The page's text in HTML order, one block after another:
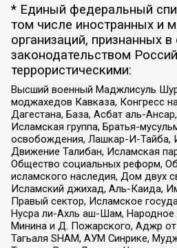
* Единый федеральный
том числе иностранных и
организаций, признанных в
законодательством
террористическими:
Высший военный Маджлисуль
моджахедов Кавказа, Конгресс
Дагестана, База, Асбат аль-
Исламская группа, Братья-
освобождения, Лашкар-И-Тайба,
Движение Талибан, Исламская
Общество социальных реформ,
исламского наследия, Дом двух
Исламский джихад, Аль-Каида,
Правый сектор, Исламское
Нусра ли-Ахль аш-Шам, Народное
Минина и Д. Пожарского, Аджр от
Тагьаля SHAM, АУМ Синрике,